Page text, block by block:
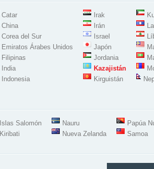
Catar
China
Corea del Sur
Emiratos Árabes Unidos
Filipinas
India
Indonesia
Irak
Irán
Israel
Japón
Jordania
Kazajistán
Kirguistán
Islas Salomón
Kiribati
Nauru
Nueva Zelanda
Papúa
Samoa